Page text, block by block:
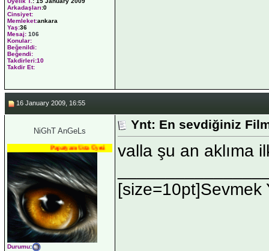
Arkadaşları:0
Cinsiyet:
Memleket:ankara
Yaş:36
Mesaj: 106
Konular:
Beğenildi:
Beğendi:
Takdirleri:10
Takdir Et:
16 January 2009, 16:55
NiGhT AnGeLs
Papatyam Usta Üyesi
Durumu:
Ynt: En sevdiğiniz
valla şu an aklıma
[size=10pt]Sevmek